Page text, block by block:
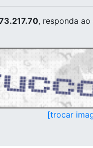
, responda
[trocar